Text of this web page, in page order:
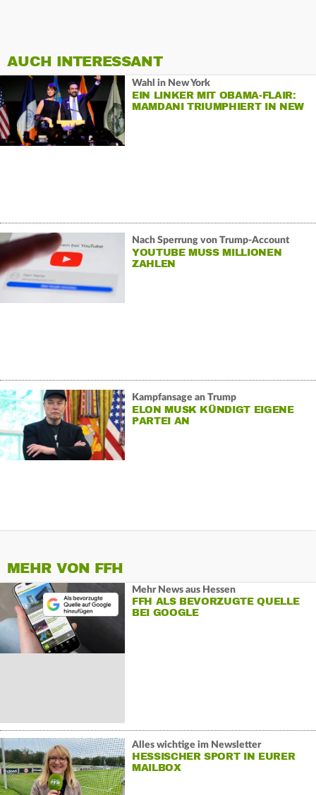
AUCH INTERESSANT
Wahl in New York
EIN LINKER MIT OBAMA-FLAIR:
MAMDANI TRIUMPHIERT IN NEW
Nach Sperrung von Trump-Account
YOUTUBE MUSS MILLIONEN
ZAHLEN
Kampfansage an Trump
ELON MUSK KÜNDIGT EIGENE
PARTEI AN
MEHR VON FFH
Mehr News aus Hessen
FFH ALS BEVORZUGTE QUELLE
BEI GOOGLE
Alles wichtige im Newsletter
HESSISCHER SPORT IN EURER
MAILBOX